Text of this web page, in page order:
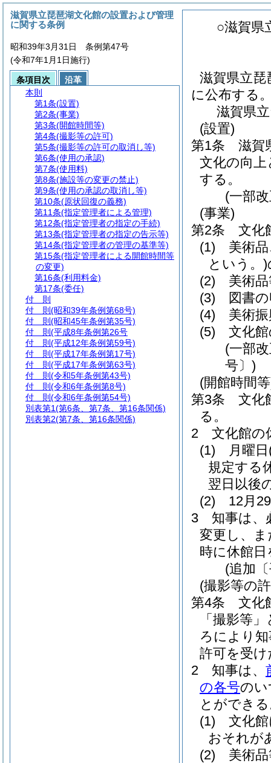
○滋賀県
滋賀県立
に公布する
滋賀県
(設置)
第1条
滋賀
文化の向
する。
(一部
(事業)
第2条
文化
(1)
美術
という。)
(2)
美術
(3)
図書
(4)
美術
(5)
文化
(一部
号〕)
(開館時間
第3条
文化
る。
2
文化館の
(1)
月曜日
規定する
翌日以後
(2)
12月
3
知事は、
変更し、ま
時に休館
(追加
(撮影等の
第4条
文化
「撮影等
ろにより
許可を受
2
知事は、
の各号のい
とができ
(1)
文化
おそれが
(2)
美術
滋賀県立琵琶湖文化館の設置および管理
に関する条例
昭和39年3月31日 条例第47号
(令和7年1月1日施行)
条項目次
沿革
本則
第1条(設置)
第2条(事業)
第3条(開館時間等)
第4条(撮影等の許可)
第5条(撮影等の許可の取消し等)
第6条(使用の承認)
第7条(使用料)
第8条(施設等の変更の禁止)
第9条(使用の承認の取消し等)
第10条(原状回復の義務)
第11条(指定管理者による管理)
第12条(指定管理者の指定の手続)
第13条(指定管理者の指定の告示等)
第14条(指定管理者の管理の基準等)
第15条(指定管理者による開館時間等
の変更)
第16条(利用料金)
第17条(委任)
付 則
付 則 (昭和39年条例第68号)
付 則 (昭和45年条例第35号)
付 則 (平成8年条例第26号
付 則 (平成12年条例第59号)
付 則 (平成17年条例第17号)
付 則 (平成17年条例第63号)
付 則 (令和5年条例第43号)
付 則 (令和6年条例第8号)
付 則 (令和6年条例第54号)
別表第1(第6条、第7条、第16条関係)
別表第2(第7条、第16条関係)